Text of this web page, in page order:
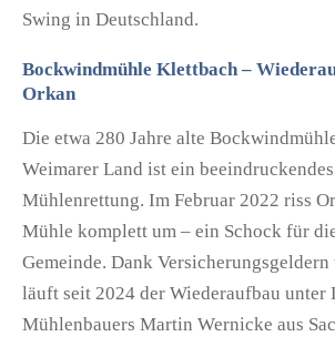
Swing in Deutschland.
Bockwindmühle Klettbach –
Orkan
Die etwa 280 Jahre alte
Weimarer Land ist ein
Mühlenrettung. Im Februar 2022 riss
Mühle komplett um – ein Schock für
Gemeinde. Dank Versicherungsgeldern
läuft seit 2024 der Wiederaufbau unter
Mühlenbauers Martin Wernicke aus